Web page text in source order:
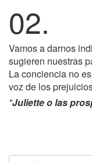
02.
Vamos a darnos
sugieren nuestras
La conciencia no
voz de los
"Juliette o las